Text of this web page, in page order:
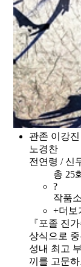
관존 이강진
노경찬
전연령 / 신
총 25
?
작품
+더보
『포졸 진
상식으로
성내 최고
끼를 고문